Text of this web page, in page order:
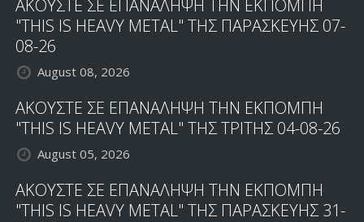
ΑΚΟΥΣΤΕ ΣΕ ΕΠΑΝΑΛΗΨΗ ΤΗΝ ΕΚΠΟΜΠΗ
"THIS IS HEAVY METAL" ΤΗΣ ΠΑΡΑΣΚΕΥΗΣ 07-
08-26
August 08, 2026
ΑΚΟΥΣΤΕ ΣΕ ΕΠΑΝΑΛΗΨΗ ΤΗΝ ΕΚΠΟΜΠΗ
"THIS IS HEAVY METAL" ΤΗΣ ΤΡΙΤΗΣ 04-08-26
August 05, 2026
ΑΚΟΥΣΤΕ ΣΕ ΕΠΑΝΑΛΗΨΗ ΤΗΝ ΕΚΠΟΜΠΗ
"THIS IS HEAVY METAL" ΤΗΣ ΠΑΡΑΣΚΕΥΗΣ 31-